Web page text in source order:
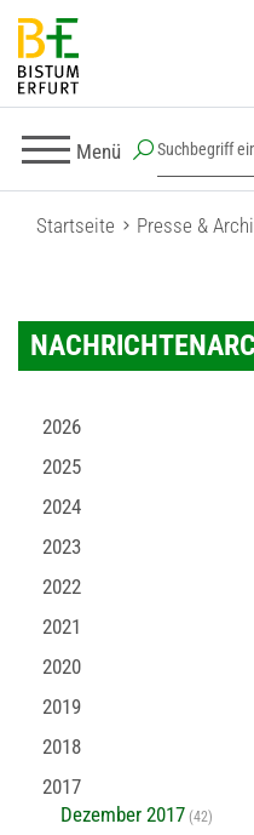
Menü
Startseite Presse &
2026
2025
2024
2023
2022
2021
2020
2019
2018
2017
Dezember 2017 (42)